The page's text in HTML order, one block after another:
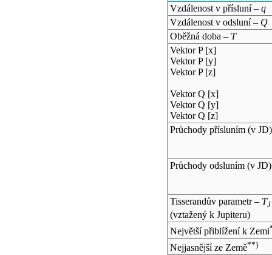
Vzdálenost v přísluní – q
Vzdálenost v odsluní – Q
Oběžná doba – T
Vektor P [x]
Vektor P [y]
Vektor P [z]
Vektor Q [x]
Vektor Q [y]
Vektor Q [z]
Průchody přísluním (v JD)
Průchody odsluním (v JD)
Tisserandův parametr – TJ
(vztažený k Jupiteru)
Největší přiblížení k Zemi
Nejjasnější ze Země**)